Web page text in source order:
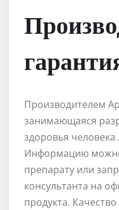
Производителем
занимающаяся
здоровья
Информацию
препарату или
консультанта на
продукта.